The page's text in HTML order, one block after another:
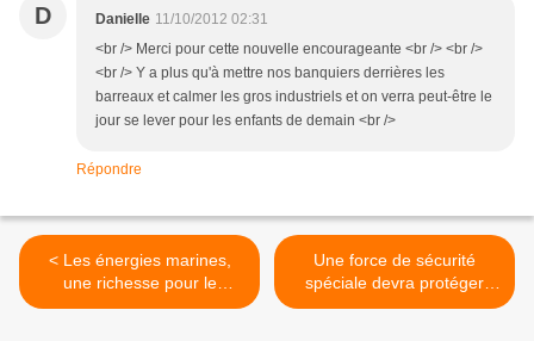
D Danielle 11/10/2012 02:31
<br /> Merci pour cette nouvelle encourageante <br /> <br />
<br /> Y a plus qu'à mettre nos banquiers derrières les
barreaux et calmer les gros industriels et on verra peut-être le
jour se lever pour les enfants de demain <br />
Répondre
< Les énergies marines,
une richesse pour le
Royaume Uni
Une force de sécurité
spéciale devra protéger
l'Amazonie >